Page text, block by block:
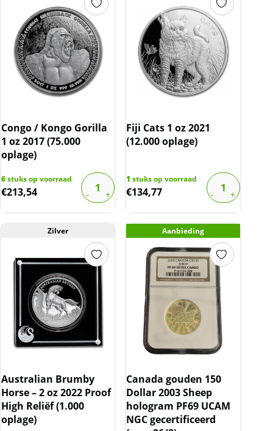
Congo / Kongo Gorilla
1 oz 2017 (75.000
oplage)
6stuks op voorraad
€213,54
Fiji Cats 1 oz 2021
(12.000 oplage)
1 stuks op voorraad
€134,77
Zilver
Australian Brumby
Horse – 2 oz 2022 Proof
High Reliëf (1.000
oplage)
Aanbieding
Canada gouden 150
Dollar 2003 Sheep
hologram PF69 UCAM
NGC gecertificeerd